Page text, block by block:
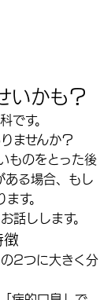
いかも？
す。
ませんか？
ものをとった後
ある場合、もし
す。
話しします。
2つに大きく分